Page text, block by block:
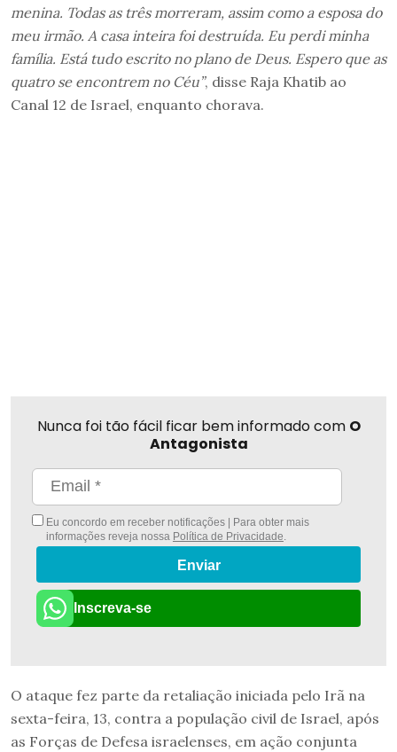
menina. Todas as três morreram, assim como a esposa do
meu irmão. A casa inteira foi destruída. Eu perdi minha
família. Está tudo escrito no plano de Deus. Espero que as
quatro se encontrem no Céu”, disse Raja Khatib ao
Canal 12 de Israel, enquanto chorava.
Nunca foi tão fácil ficar bem informado com O
Antagonista
Eu concordo em receber notificações | Para obter mais
informações reveja nossa Política de Privacidade
Enviar
Inscreva-se
O ataque fez parte da retaliação iniciada pelo Irã na
sexta-feira, 13, contra a população civil de Israel, após
as Forças de Defesa israelenses, em ação conjunta